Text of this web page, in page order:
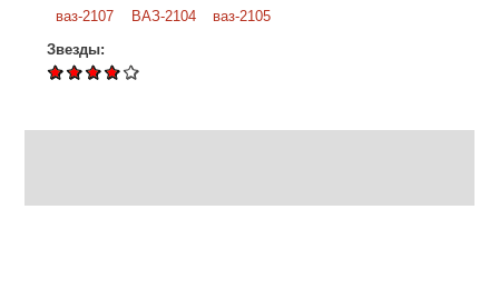
ваз-2107
ВАЗ-2104 ваз-2105
Звезды: